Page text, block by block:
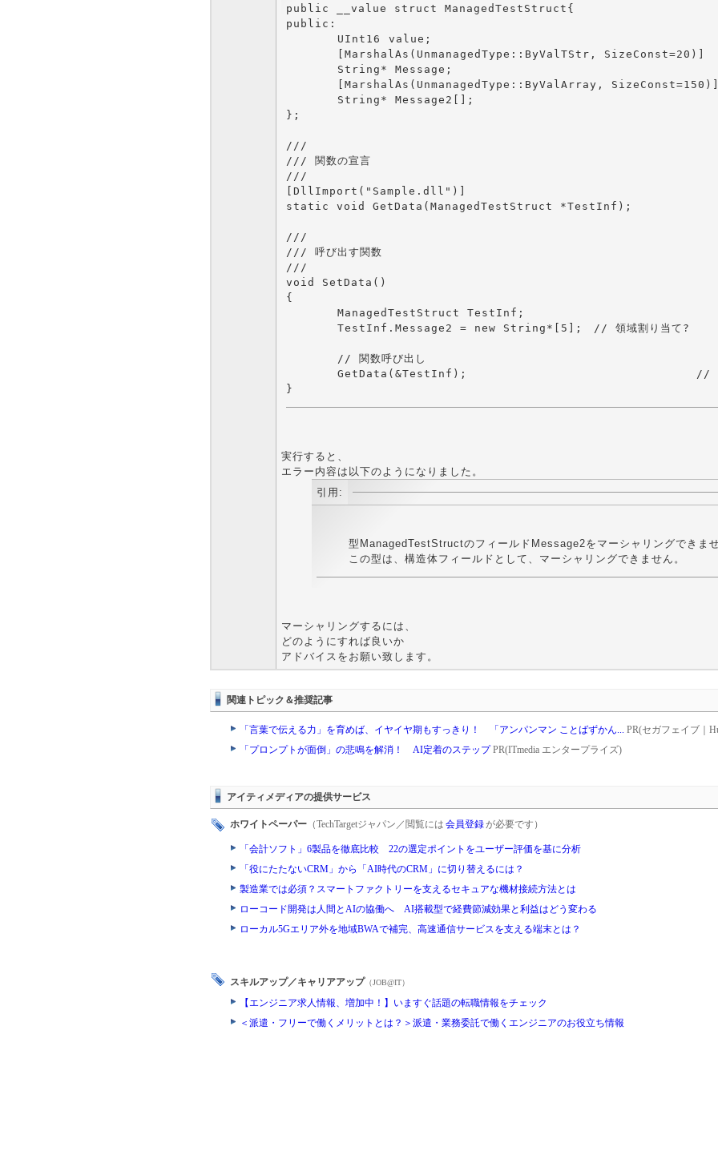
public __value struct ManagedTestStruct{
public:
};
///
/// 関数の宣言
///
[DllImport("Sample.dll")]
static void GetData(ManagedTestStruct *TestInf);
///
/// 呼び出す関数
///
void SetData()
{
実行すると、
エラー内容は以下のようになりました。
引用:
型ManagedTestStructのフィールドMessage2をマーシャリングできませ
この型は、構造体フィールドとして、マーシャリングできません。
マーシャリングするには、
どのようにすれば良いか
アドバイスをお願い致します。
関連トピック＆推奨記事
「言葉で伝える力」を育めば、イヤイヤ期もすっきり！ 「アンパンマン ことばずかん... PR(セガフェイブ｜
「プロンプトが面倒」の悲鳴を解消！ AI定着のステップPR(ITmedia エンタープライズ)
アイティメディアの提供サービス
ホワイトペーパー （TechTargetジャパン／閲覧には 会員登録が必要です）
「会計ソフト」6製品を徹底比較 22の選定ポイントをユーザー評価を基に分析
「役にたたないCRM」から「AI時代のCRM」に切り替えるには？
製造業では必須？スマートファクトリーを支えるセキュアな機材接続方法とは
ローコード開発は人間とAIの協働へ AI搭載型で経費節減効果と利益はどう変わる
ローカル5Gエリア外を地域BWAで補完、高速通信サービスを支える端末とは？
スキルアップ／キャリアアップ （JOB@IT）
【エンジニア求人情報、増加中！】いますぐ話題の転職情報をチェック
＜派遣・フリーで働くメリットとは？＞派遣・業務委託で働くエンジニアのお役立ち情報